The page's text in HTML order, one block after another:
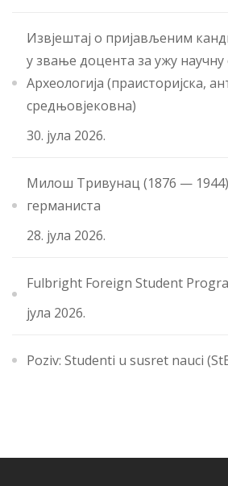
Извјештај о пријављеним
у звање доцента за ужу научну
Археологија (праисторијска,
средњовјековна)
30. јула 2026.
Милош Тривунац (1876 —
германиста
28. јула 2026.
Fulbright Foreign Student
јула 2026.
Poziv: Studenti u susret nauci